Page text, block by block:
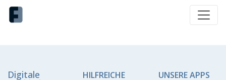
Digitale
HILFREICHE
UNSERE APPS